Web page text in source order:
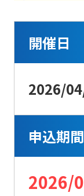
開催日
2026/
申込期間
2026/